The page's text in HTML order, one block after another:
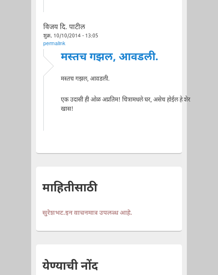
विजय दि. पाटील
शुक्र, 10/10/2014 - 13:05
permalink
मस्तच गझल, आवडली.
मस्तच गझल, आवडली.
एक उदासी ही ओळ अप्रतिम! चित्रामधले घर, असेच होईल हे शेर
खास!
माहितीसाठी
सुरेशभट.इन वाचनमात्र उपलब्ध आहे.
येण्याची नोंद